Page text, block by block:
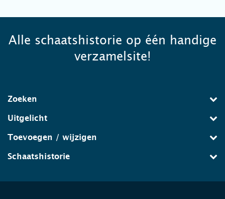
Alle schaatshistorie op één handige
verzamelsite!
Zoeken
Uitgelicht
Toevoegen / wijzigen
Schaatshistorie